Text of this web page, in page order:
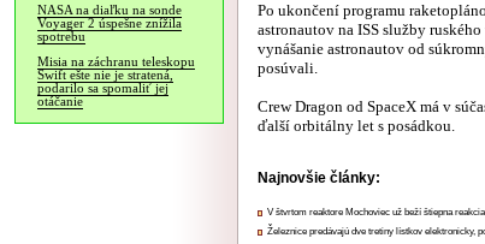
NASA na diaľku na sonde
Voyager 2 úspešne znížila
spotrebu
Misia na záchranu teleskopu
Swift ešte nie je stratená,
podarilo sa spomaliť jej
otáčanie
Po ukončení programu
astronautov na ISS služby
vynášanie astronautov od
posúvali.
Crew Dragon od SpaceX má v
ďalší orbitálny let s posádkou.
Najnovšie články:
V štvrtom reaktore Mochoviec už beží štiepna reakcia
Železnice predávajú dve tretiny lístkov elektronicky,